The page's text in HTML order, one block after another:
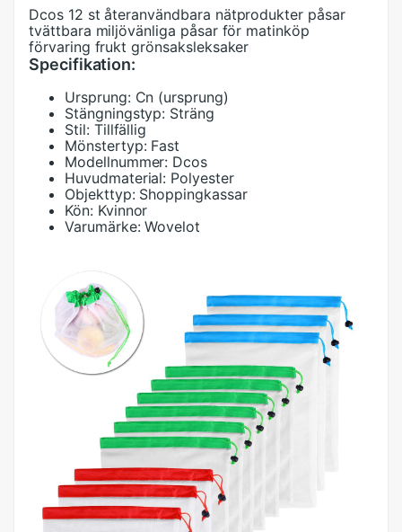
Dcos 12 st återanvändbara nätprodukter påsar
tvättbara miljövänliga påsar för matinköp
förvaring frukt grönsaksleksaker
Specifikation:
Ursprung: Cn (ursprung)
Stängningstyp: Sträng
Stil: Tillfällig
Mönstertyp: Fast
Modellnummer: Dcos
Huvudmaterial: Polyester
Objekttyp: Shoppingkassar
Kön: Kvinnor
Varumärke: Wovelot